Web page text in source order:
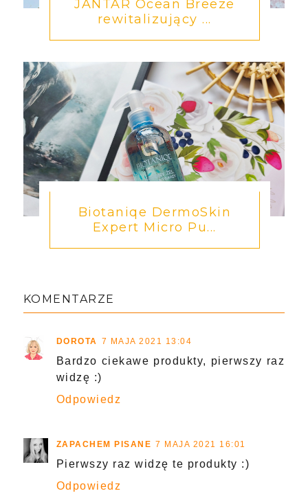
JANTAR Ocean Breeze
rewitalizujący ...
Biotaniqe DermoSkin
Expert Micro Pu...
KOMENTARZE
DOROTA 7 MAJA 2021 13:04
Bardzo ciekawe produkty, pierwszy raz
widzę :)
Odpowiedz
ZAPACHEM PISANE 7 MAJA 2021 16:01
Pierwszy raz widzę te produkty :)
Odpowiedz